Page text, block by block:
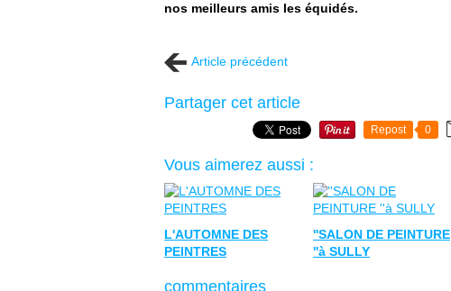
nos meilleurs amis les équidés.
Article précédent
Partager cet article
Repost 0
Vous aimerez aussi :
L'AUTOMNE DES
PEINTRES
''SALON DE PEINTURE
''à SULLY
commentaires